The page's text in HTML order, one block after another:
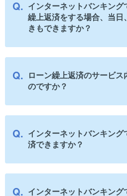
インターネットバンキング
繰上返済をする場合、当日
きもできますか？
ローン繰上返済のサービス
のですか？
インターネットバンキング
済できますか？
インターネットバンキング